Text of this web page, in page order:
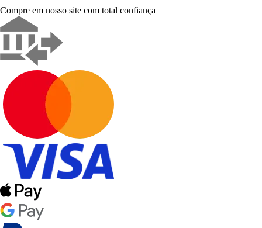
Compre em nosso site com total confiança